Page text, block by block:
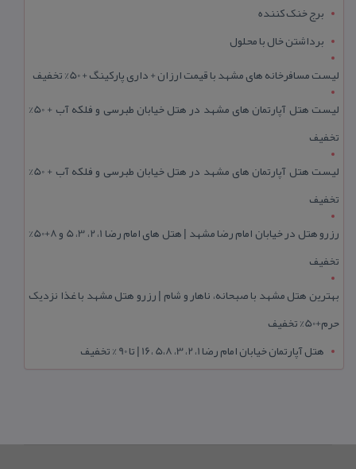
برج خنک کننده
برداشتن خال با محلول
لیست مسافرخانه های مشهد با قیمت ارزان + داری پارکینگ + 50% تخفیف
لیست هتل آپارتمان های مشهد در هتل خیابان طبرسی و فلکه آب + 50%
تخفیف
لیست هتل آپارتمان های مشهد در هتل خیابان طبرسی و فلکه آب + 50%
تخفیف
رزرو هتل در خیابان امام رضا مشهد | هتل‌ های امام رضا 1، 2، 3، 5 و 8+50%
تخفیف
بهترین هتل مشهد با صبحانه، ناهار و شام | رزرو هتل مشهد با غذا نزدیک
حرم+50% تخفیف
هتل آپارتمان خیابان امام رضا 1، 2، 3، 5،8 ،16 | تا 90 % تخفیف